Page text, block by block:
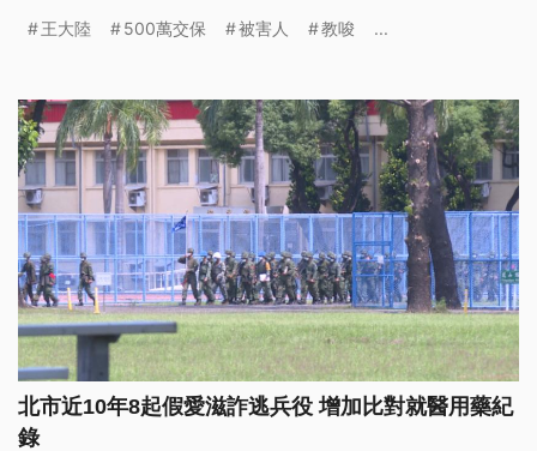
警方正進一步追查。至於原定13日要入伍的王大陸，
緩徵的規定，仍應依指定時間地點服役。
王大陸 500萬交保 被害人 教唆 ...
北市近10年8起假愛滋詐逃兵役 增加比對就醫用藥紀
錄